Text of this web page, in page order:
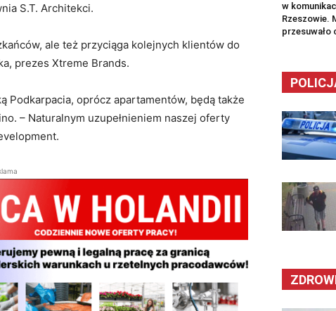
S.T. Architekci.
ale też przyciąga kolejnych klientów do
prezes Xtreme Brands.
Podkarpacia, oprócz apartamentów, będą także
– Naturalnym uzupełnieniem naszej oferty
w
Rzeszowie.
przesuwało